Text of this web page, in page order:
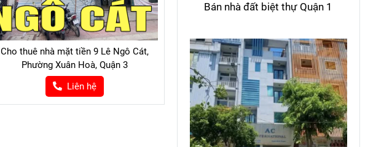
Cho thuê nhà mặt tiền 9 Lê Ngô Cát,
Phường Xuân Hoà, Quận 3
Liên hệ
Bán nhà đất biệt thự Quận 1